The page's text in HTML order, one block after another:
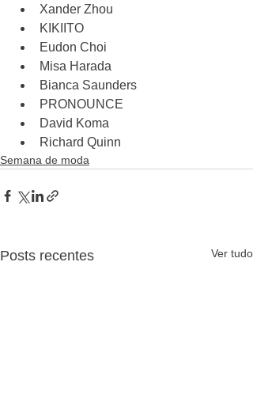
Xander Zhou
KIKIITO
Eudon Choi
Misa Harada
Bianca Saunders
PRONOUNCE
David Koma
Richard Quinn
Semana de moda
Posts recentes Ver tudo